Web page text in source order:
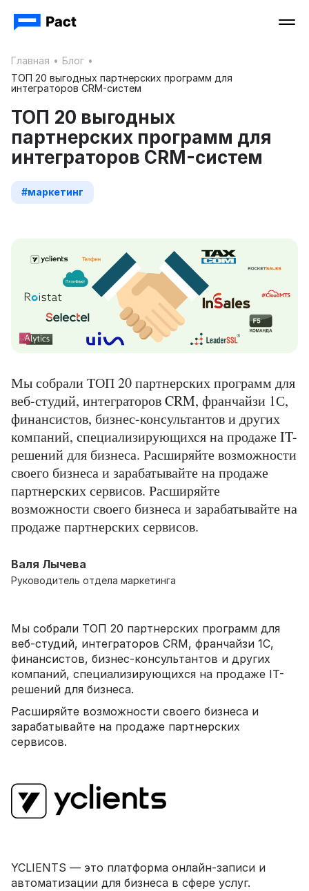
Главная • Блог •
ТОП 20 выгодных партнерских программ для
интеграторов CRM-систем
ТОП 20 выгодных
партнерских программ для
интеграторов CRM-систем
#маркетинг
Мы собрали ТОП 20 партнерских программ для
веб-студий, интеграторов CRM, франчайзи 1С,
финансистов, бизнес-консультантов и других
компаний, специализирующихся на продаже IT-
решений для бизнеса. Расширяйте возможности
своего бизнеса и зарабатывайте на продаже
партнерских сервисов. Расширяйте
возможности своего бизнеса и зарабатывайте на
продаже партнерских сервисов.
Валя Лычева
Руководитель отдела маркетинга
Мы собрали ТОП 20 партнерских программ для
веб-студий, интеграторов CRM, франчайзи 1С,
финансистов, бизнес-консультантов и других
компаний, специализирующихся на продаже IT-
решений для бизнеса.
Расширяйте возможности своего бизнеса и
зарабатывайте на продаже партнерских
сервисов.
YCLIENTS — это платформа онлайн-записи и
автоматизации для бизнеса в сфере услуг.